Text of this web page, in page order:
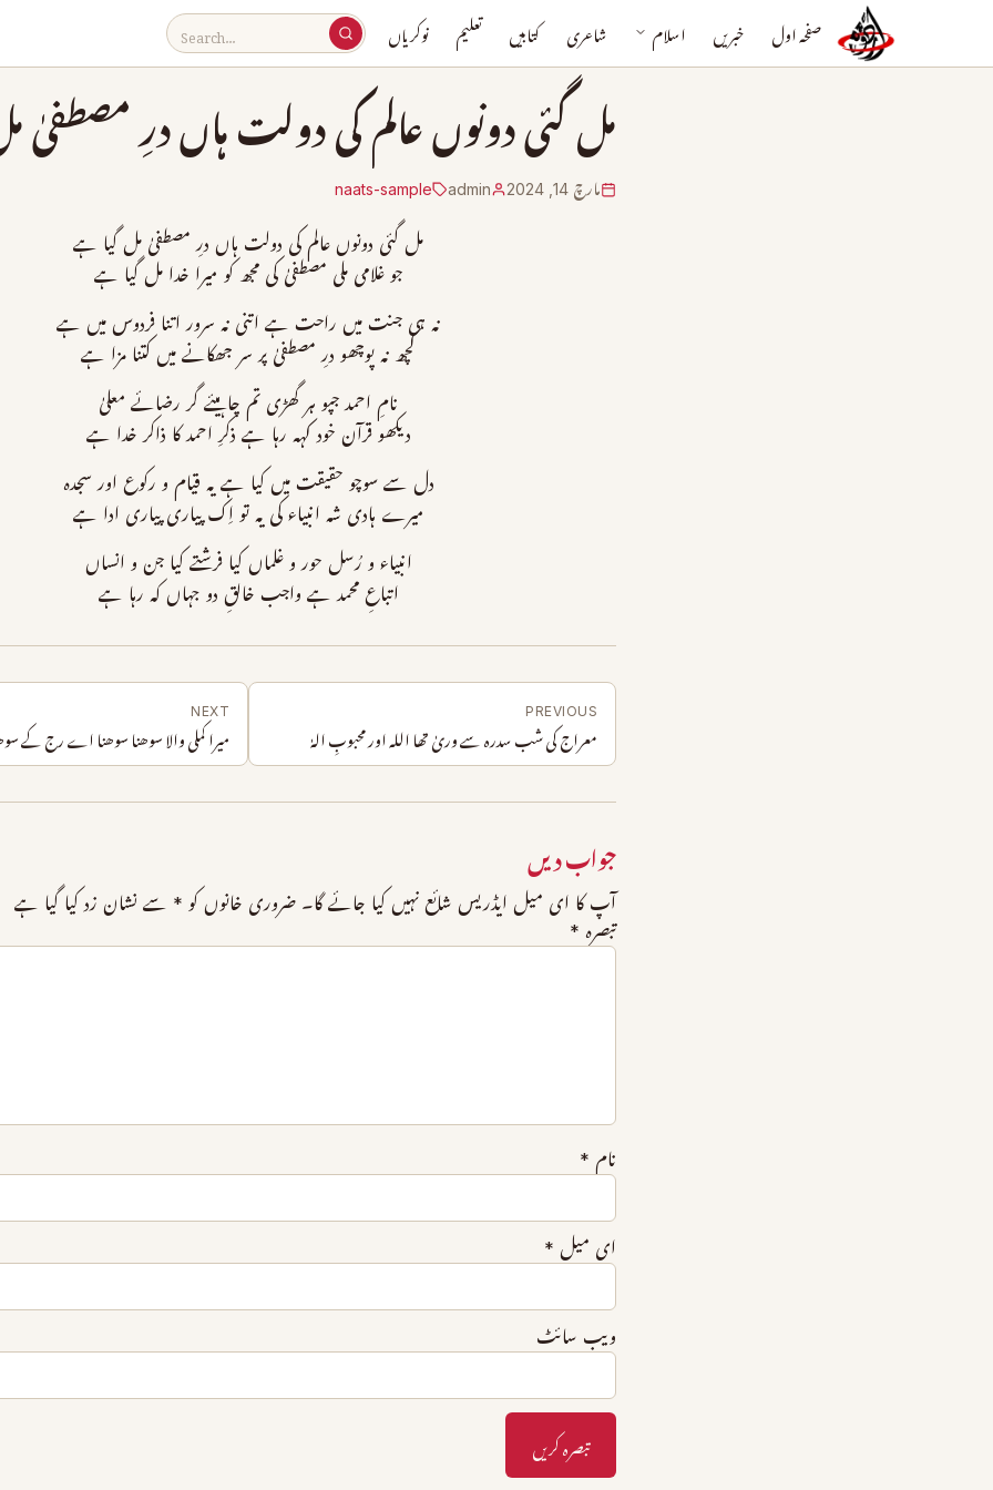
صفحہ اول خبریں اسلام شاعری کتابیں تعلیم نوکریاں
مل گئی دونوں عالم کی دولت ہاں درِ مصطفیٰ
مارچ 14, 2024 admin
naats-sample
مل گئی دونوں عالم کی دولت ہاں درِ مصطفیٰ مل گیا ہے
جو غلامی ملی مصطفیٰ کی مجھ کو میرا خدا مل گیا ہے
نہ ہی جنت میں راحت ہے اتنی نہ سرور اتنا فردوس میں ہے
کچھ نہ پوچھو درِ مصطفیٰ پر سر جھکانے میں کتنا مزا ہے
نامِ احمد جپو ہر گھڑی تم چاہیئے گر رضائے معلیٰ
دیکھو قرآن خود کہہ رہا ہے ذکرِ احمد کا ذاکر خدا ہے
دل سے سوچو حقیقت میں کیا ہے یہ قیام و رکوع اور سجدہ
میرے ہادی شہ انبیاء کی یہ تو اِک پیاری پیاری ادا ہے
انبیاء و رُسل حور و غلماں کیا فرشتے کیا جن و انساں
اتباعِ محمد ہے واجب خالقِ دو جہاں کہ رہا ہے
PREVIOUS
معراج کی شب سدرہ سے وریٰ تھا اللہ اور محبوبِ الہٰ
NEXT
میرا کملی والا سوھنا سوھنا اے رج کے
جواب دیں
آپ کا ای میل ایڈریس شائع نہیں کیا جائے گا۔ ضروری خانوں کو * سے نشان زد کیا گیا ہے
تبصرہ *
نام *
ای میل *
ویب‌ سائٹ